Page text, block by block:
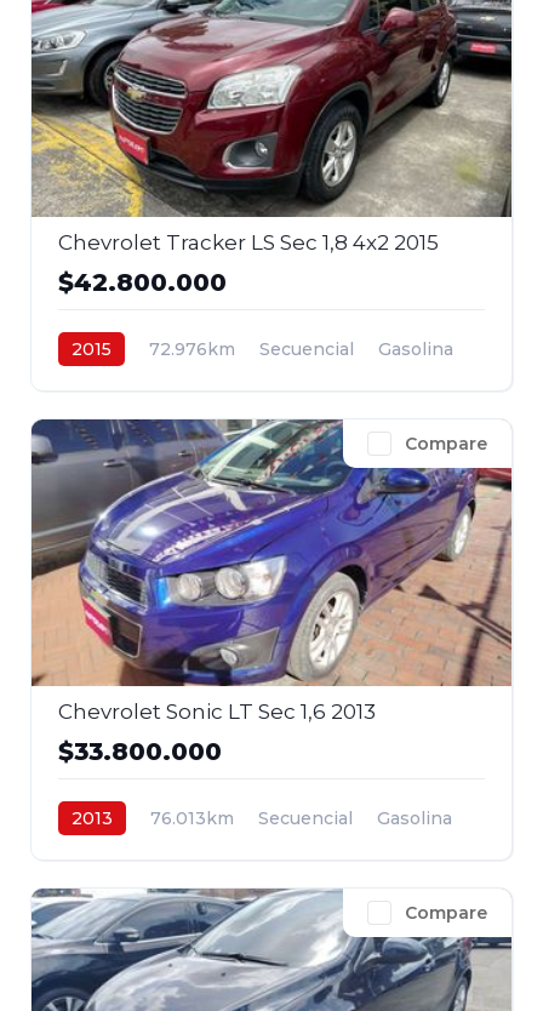
Chevrolet Tracker LS Sec 1,8 4x2 2015
$42.800.000
2015 72.976km Secuencial
Gasolina
Compare
Chevrolet Sonic LT Sec 1,6 2013
$33.800.000
2013 76.013km Secuencial
Gasolina
Compare